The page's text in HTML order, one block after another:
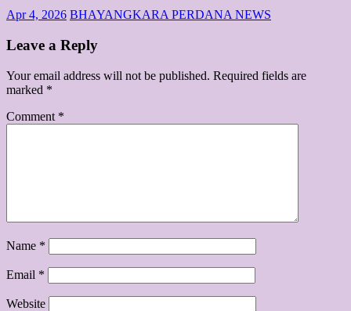
Apr 4, 2026 BHAYANGKARA PERDANA NEWS
Leave a Reply
Your email address will not be published. Required fields are
marked *
Comment *
Name *
Email *
Website